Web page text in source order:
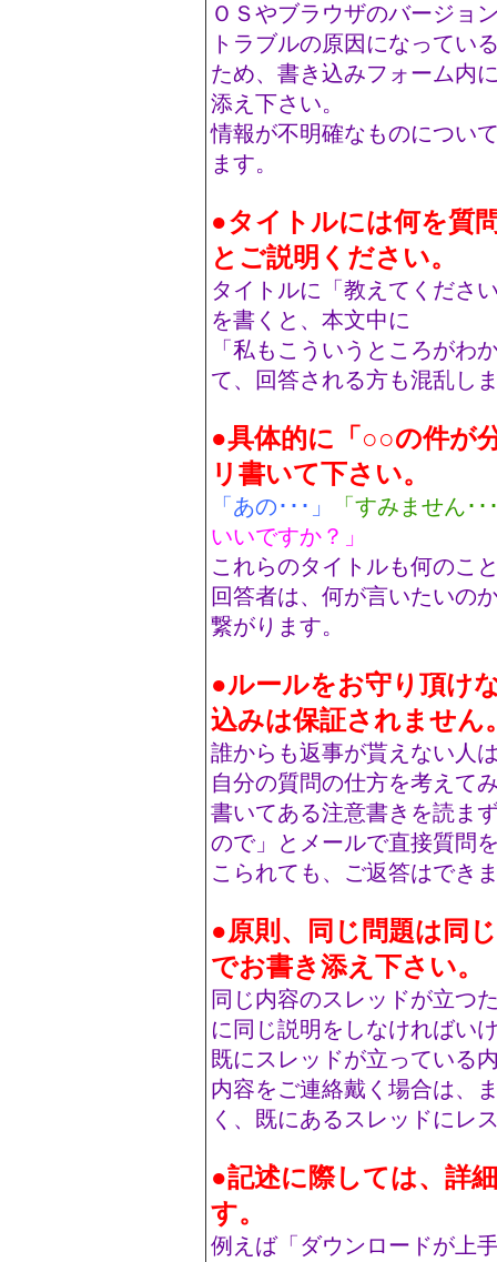
ＯＳやブラウザのバージョ
トラブルの原因になってい
ため、書き込みフォーム内
添え下さい。
情報が不明確なものについ
ます。
●タイトルには何を質
とご説明ください。
タイトルに「教えてくださ
を書くと、本文中に
「私もこういうところがわ
て、回答される方も混乱し
●具体的に「○○の件が
リ書いて下さい。
「あの･･･」
「すみません･･
いいですか？」
これらのタイトルも何のこ
回答者は、何が言いたいの
繋がります。
●ルールをお守り頂け
込みは保証されません
誰からも返事が貰えない人
自分の質問の仕方を考えて
書いてある注意書きを読ま
ので」とメールで直接質問
こられても、ご返答はでき
●原則、同じ問題は同
でお書き添え下さい。
同じ内容のスレッドが立つ
に同じ説明をしなければい
既にスレッドが立っている
内容をご連絡戴く場合は、
く、既にあるスレッドにレ
●記述に際しては、詳
す。
例えば「ダウンロードが上